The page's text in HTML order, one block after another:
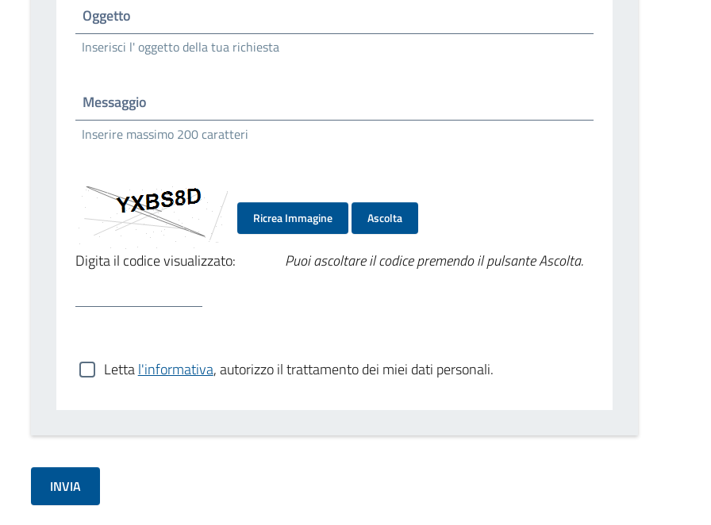
Oggetto
Inserisci l' oggetto della tua richiesta
Messaggio
Inserire massimo 200 caratteri
Ricrea Immagine Ascolta
Digita il codice visualizzato: Puoi ascoltare il codice premendo il pulsante Ascolta.
Lettal'informativa, autorizzo il trattamento dei miei dati personali.